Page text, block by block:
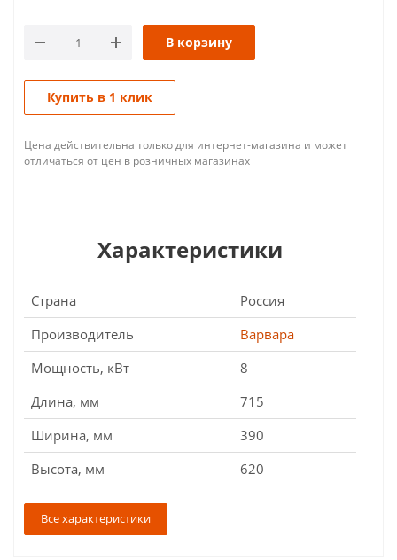
В корзину
Купить в 1 клик
Цена действительна только для интернет-магазина и может
отличаться от цен в розничных магазинах
Характеристики
Страна
Россия
Производитель
Варвара
Мощность, кВт
8
Длина, мм
715
Ширина, мм
390
Высота, мм
620
Все характеристики